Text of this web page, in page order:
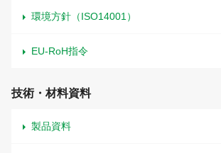
環境方針（ISO14001）
EU-RoH指令
技術・材料資料
製品資料